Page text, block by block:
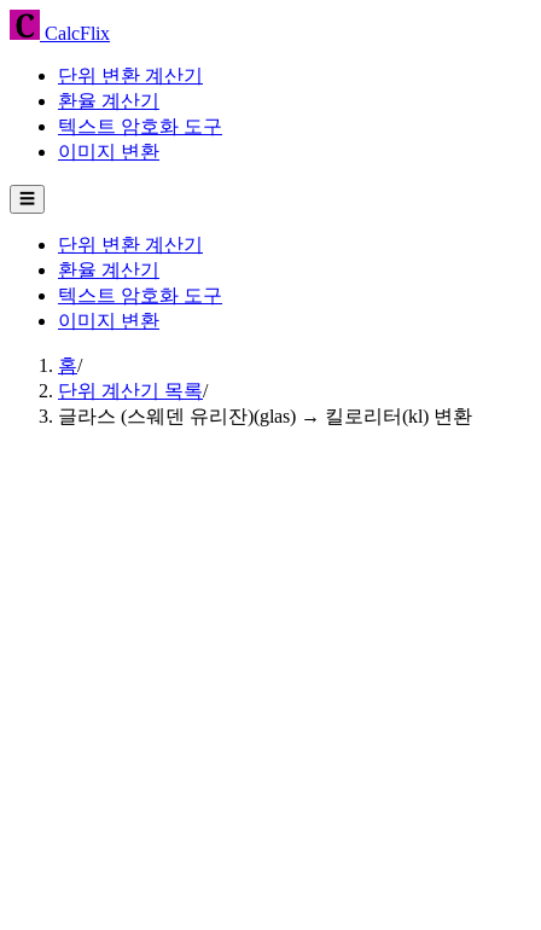
CalcFlix
단위 변환 계산기
환율 계산기
텍스트 암호화 도구
이미지 변환
☰
단위 변환 계산기
환율 계산기
텍스트 암호화 도구
이미지 변환
홈/
단위 계산기 목록/
글라스 (스웨덴 유리잔)(glas) → 킬로리터(kl) 변환